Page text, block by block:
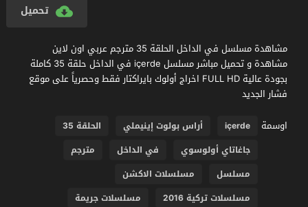
تحميل
مشاهدة مسلسل في الداخل الحلقة 35 مترجم عربي اون لاين
مشاهدة و تحميل مباشر مسلسل içerde في الداخل حلقة 35 كاملة
بجودة عالية FULL HD اخراج أولوك بايراكتار فقط وحصرياً على موقع
فشار الجديد
اوسمة
içerde أراس بولوت إينيملي
الحلقة 35
جاغاتاي أولوسوي
في الداخل
مترجم
مسلسل
مسلسلات الاكشن
مسلسلات تركية 2016
مسلسلات جريمة